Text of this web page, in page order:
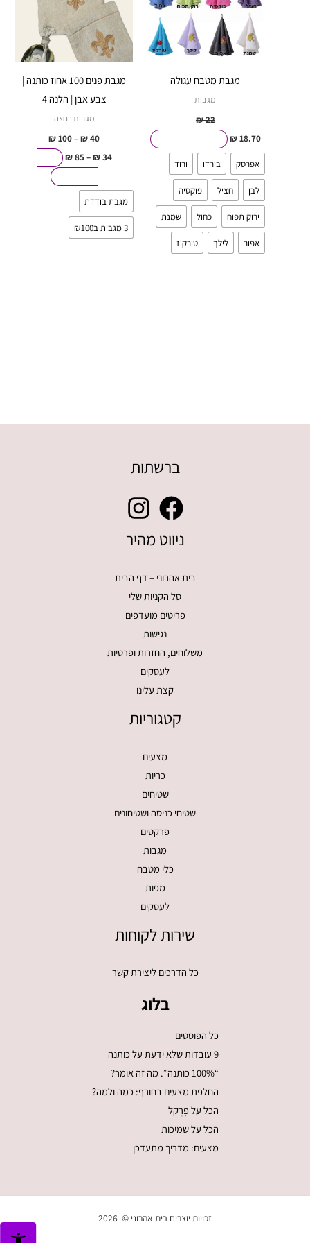
מגבת מטבח עגולה
מגבות
₪22
₪18.70
סוגים.
לבחור
האפשרויות
אפרסק בורדו ורוד
לבן חציל פוקסיה
ירוק תפוח כחול שמנת
אפור לילך טורקיז
מגבת פנים 100 אחוז כותנה |
צבע אבן | הלנה 4
מגבות רחצה
₪40
–
₪100
₪34
–
₪85
סוגים.
ניתן
לבחור
את
האפשרויות
בעמוד
מגבת בודדת
3 מגבות ב₪100
ברשתות
ניווט מהיר
בית אהרוני – דף הבית
סל הקניות שלי
פריטים מועדפים
נגישות
משלוחים, החזרות ופרטיות
לעסקים
קצת עלינו
קטגוריות
מצעים
כריות
שטיחים
שטיחי כניסה ושטיחונים
פרקטים
מגבות
כלי מטבח
מפות
לעסקים
שירות לקוחות
כל הדרכים ליצירת קשר
בלוג
כל הפוסטים
9 עובדות שלא ידעת על כותנה
“100% כותנה״. מה זה אומר?
החלפת מצעים בחורף: כמה ולמה?
הכל על פֶּרְקָל
הכל על שמיכות
מצעים: מדריך מתעדכן
זכויות יוצרים בית אהרוני © 2026